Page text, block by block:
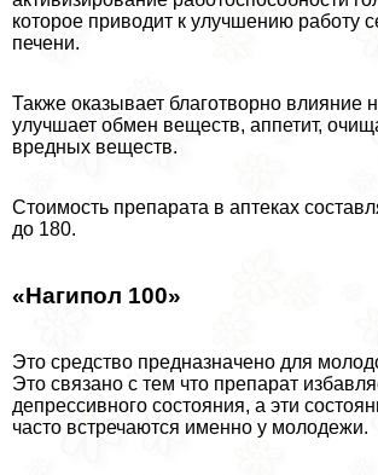
которое приводит к улучшению работу
печени.
Также оказывает благотворно влияние
улучшает обмен веществ, аппетит,
вредных веществ.
Стоимость препарата в аптеках
до 180.
«Нагипол 100»
Это средство предназначено для
Это связано с тем что препарат
депрессивного состояния, а эти
часто встречаются именно у молодежи.